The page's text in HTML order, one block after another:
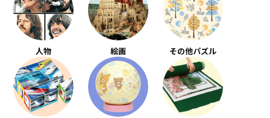
人物 絵画 その他パズル